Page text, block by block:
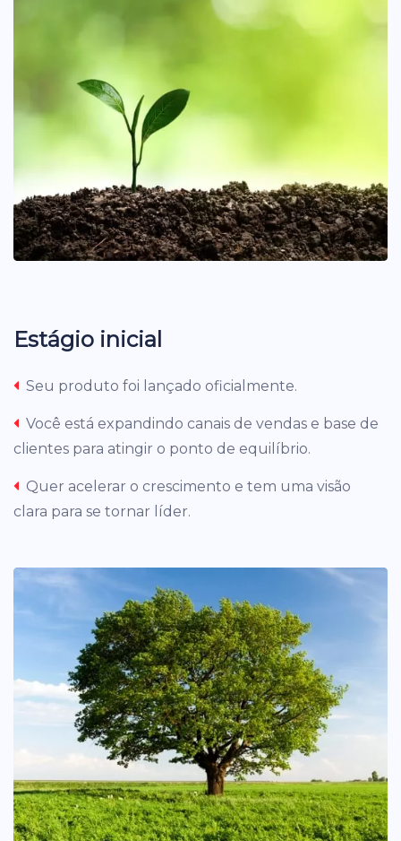
Estágio inicial
Seu produto foi lançado oficialmente.
Você está expandindo canais de vendas e base de
clientes para atingir o ponto de equilíbrio.
Quer acelerar o crescimento e tem uma visão
clara para se tornar líder.